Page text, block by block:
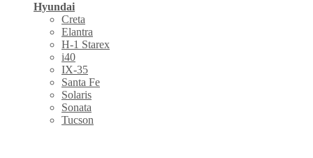
Hyundai
Creta
Elantra
H-1 Starex
i40
IX-35
Santa Fe
Solaris
Sonata
Tucson